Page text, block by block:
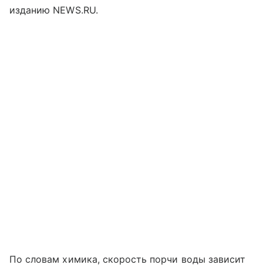
изданию NEWS.RU.
По словам химика, скорость порчи воды зависит